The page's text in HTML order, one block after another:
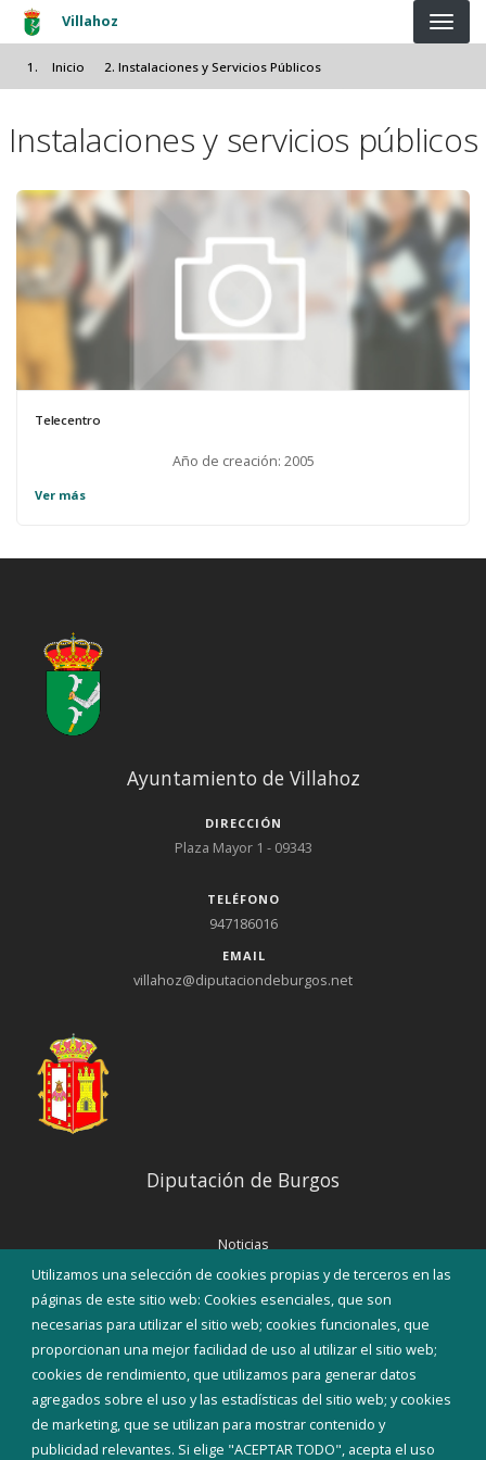
Pasar al contenido principal
Villahoz
Inicio Instalaciones y Servicios Públicos
Instalaciones y servicios públicos
Telecentro
Año de creación: 2005
Ver más
Utilizamos una selección de cookies propias y de terceros en las
páginas de este sitio web: Cookies esenciales, que son
necesarias para utilizar el sitio web; cookies funcionales, que
proporcionan una mejor facilidad de uso al utilizar el sitio web;
cookies de rendimiento, que utilizamos para generar datos
agregados sobre el uso y las estadísticas del sitio web; y cookies
de marketing, que se utilizan para mostrar contenido y
publicidad relevantes. Si elige "ACEPTAR TODO", acepta el uso
Ayuntamiento de Villahoz
DIRECCIÓN
Plaza Mayor 1 - 09343
TELÉFONO
947186016
EMAIL
villahoz@diputaciondeburgos.net
Diputación de Burgos
Noticias
Eventos
Corporación Municipal
Teléfonos de interés
INICIAR SESIÓN
MAPA WEB